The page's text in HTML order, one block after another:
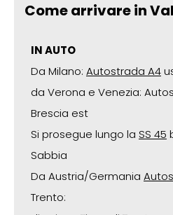
Come arrivare in
IN AUTO
Da Milano: Autostrada A4
da Verona e Venezia:
Brescia est
Si prosegue lungo la SS 45
Sabbia
Da Austria/Germania
Trento: